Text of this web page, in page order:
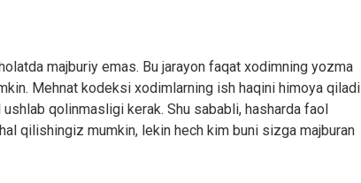
majburiy emas. Bu jarayon faqat xodimning yozma
Mehnat kodeksi xodimlarning ish haqini himoya qiladi
qolinmasligi kerak. Shu sababli, hasharda faol
qilishingiz mumkin, lekin hech kim buni sizga majburan